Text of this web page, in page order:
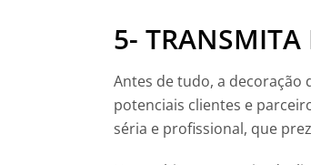
5- TRANSMITA
Antes de tudo, a decoração
potenciais clientes e
séria e profissional, que